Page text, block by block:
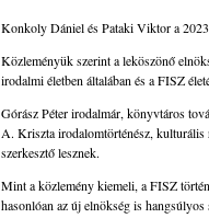
Konkoly Dániel és Pataki Viktor a
Közleményük szerint a leköszönő
irodalmi életben általában és a FISZ
Górász Péter irodalmár, könyvtáros
A. Kriszta irodalomtörténész, kulturális
szerkesztő lesznek.
Mint a közlemény kiemeli, a FISZ
hasonlóan az új elnökség is hangsúlyos